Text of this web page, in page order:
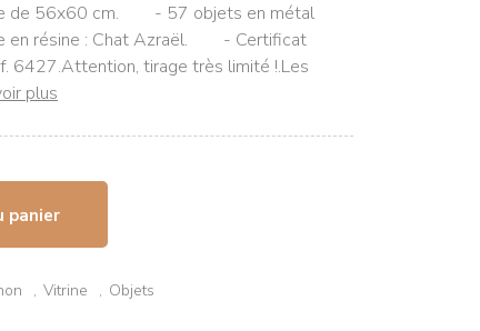
de 56x60 cm. - 57 objets en métal
résine : Chat Azraël. - Certificat
6427.Attention, tirage très limité !.Les
plus
panier
Vitrine
Objets